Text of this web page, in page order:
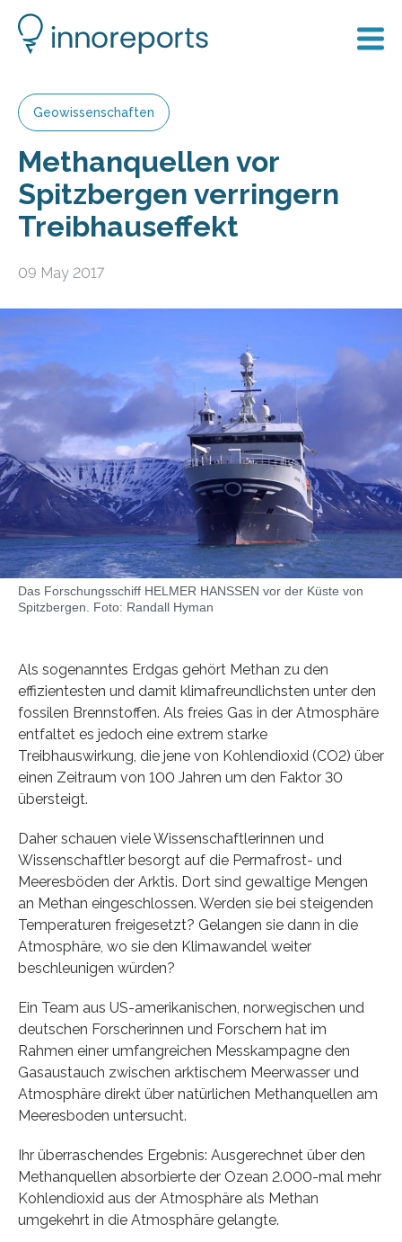
Geowissenschaften
Methanquellen vor
Spitzbergen verringern
Treibhauseffekt
09 May 2017
Das Forschungsschiff HELMER HANSSEN vor der Küste von
Spitzbergen. Foto: Randall Hyman
Als sogenanntes Erdgas gehört Methan zu den
effizientesten und damit klimafreundlichsten unter den
fossilen Brennstoffen. Als freies Gas in der Atmosphäre
entfaltet es jedoch eine extrem starke
Treibhauswirkung, die jene von Kohlendioxid (CO2) über
einen Zeitraum von 100 Jahren um den Faktor 30
übersteigt.
Daher schauen viele Wissenschaftlerinnen und
Wissenschaftler besorgt auf die Permafrost- und
Meeresböden der Arktis. Dort sind gewaltige Mengen
an Methan eingeschlossen. Werden sie bei steigenden
Temperaturen freigesetzt? Gelangen sie dann in die
Atmosphäre, wo sie den Klimawandel weiter
beschleunigen würden?
Ein Team aus US-amerikanischen, norwegischen und
deutschen Forscherinnen und Forschern hat im
Rahmen einer umfangreichen Messkampagne den
Gasaustauch zwischen arktischem Meerwasser und
Atmosphäre direkt über natürlichen Methanquellen am
Meeresboden untersucht.
Ihr überraschendes Ergebnis: Ausgerechnet über den
Methanquellen absorbierte der Ozean 2.000-mal mehr
Kohlendioxid aus der Atmosphäre als Methan
umgekehrt in die Atmosphäre gelangte.